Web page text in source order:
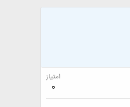
امتیاز
0